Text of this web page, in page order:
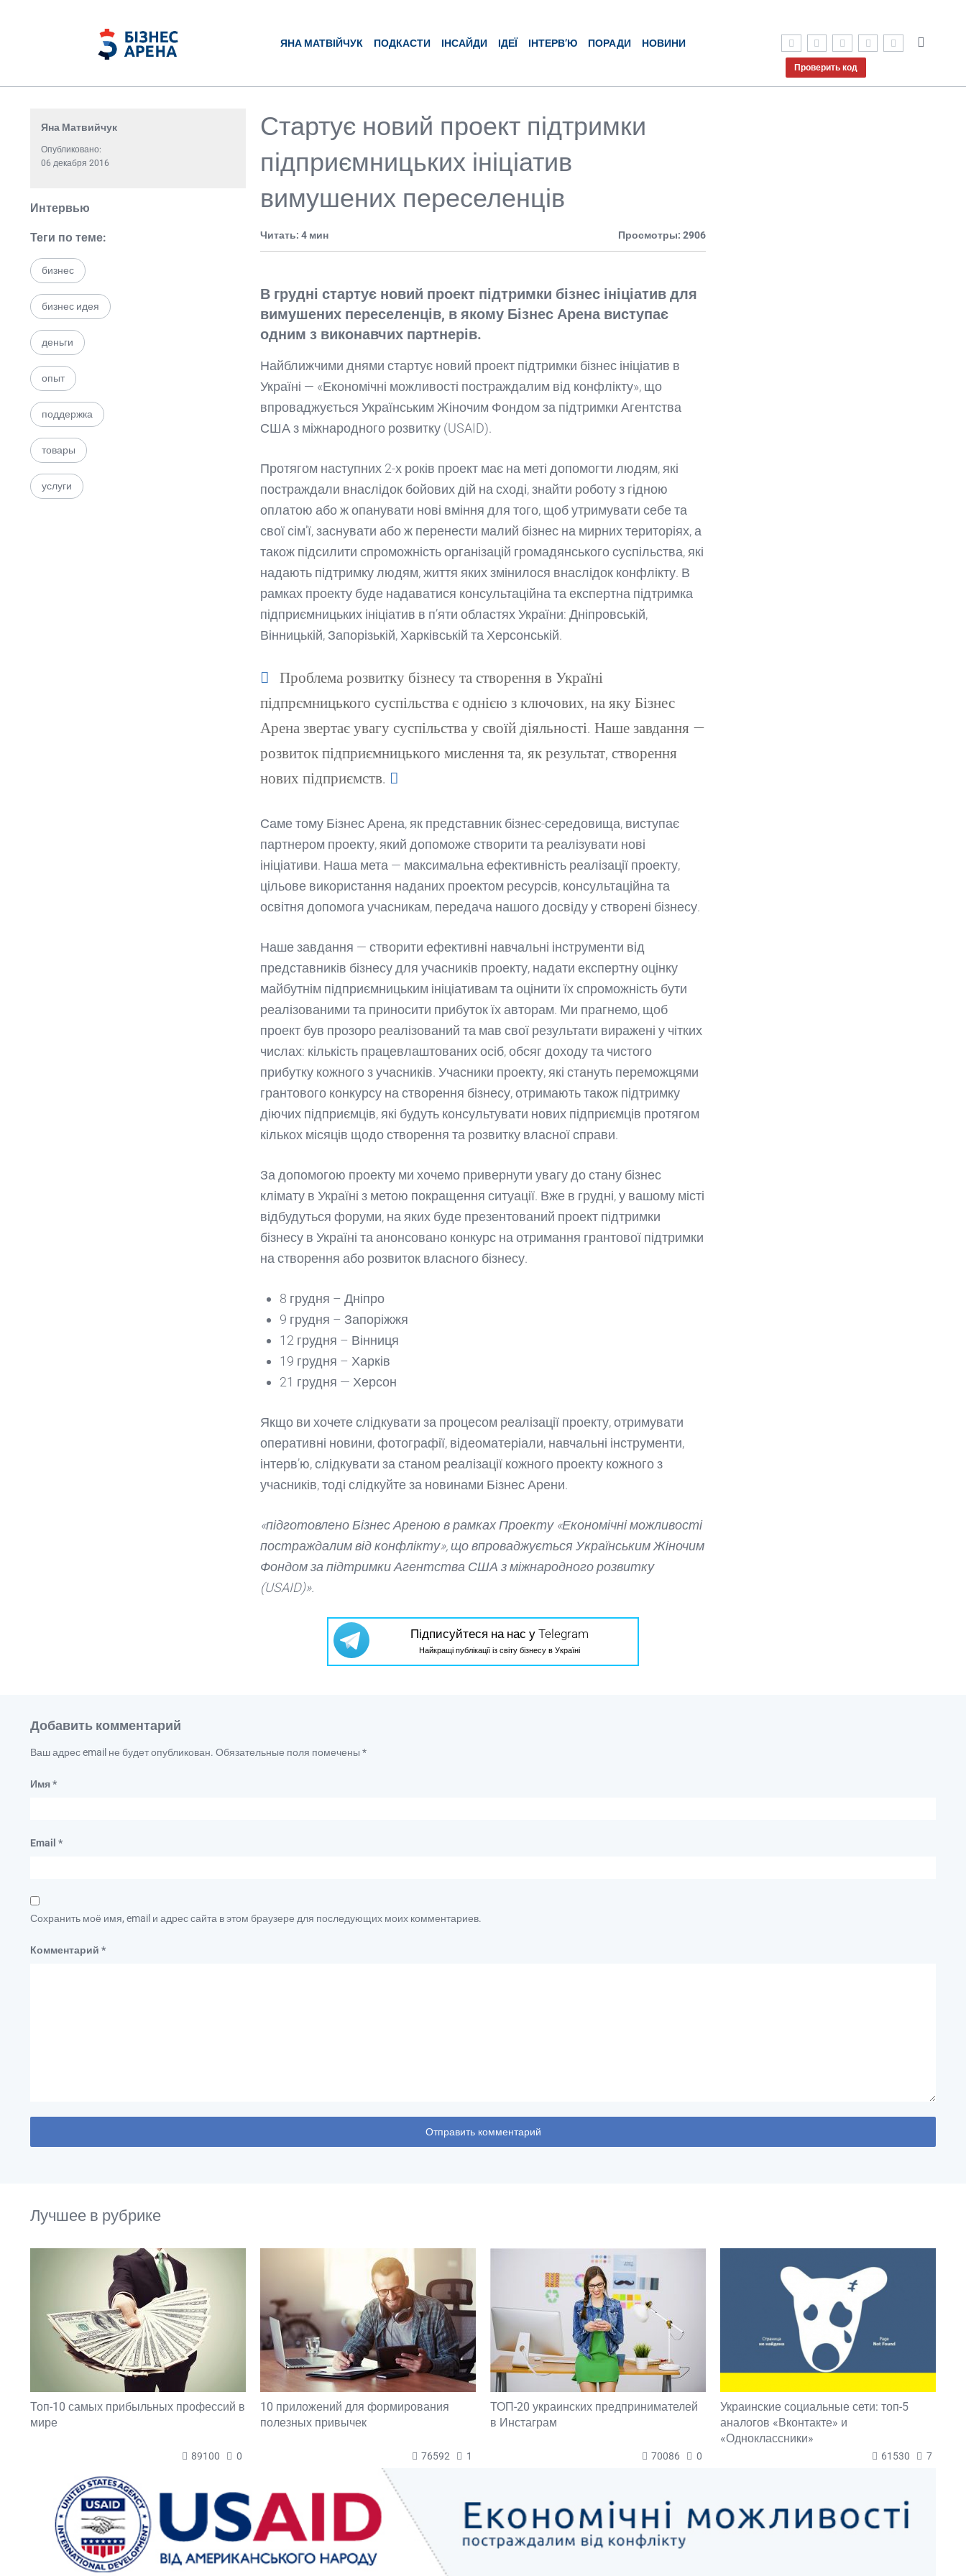
ЯНА МАТВІЙЧУК ПОДКАСТИ ІНСАЙДИ ІДЕЇ ІНТЕРВ’Ю ПОРАДИ НОВИНИ
Проверить код
Яна Матвийчук
Опубликовано:
06 декабря 2016
Интервью
Теги по теме:
бизнес
бизнес идея
деньги
опыт
поддержка
товары
услуги
Стартує новий проект підтримки
підприємницьких ініціатив
вимушених переселенців
Читать: 4 мин Просмотры: 2906
В грудні стартує новий проект підтримки бізнес ініціатив для
вимушених переселенців, в якому Бізнес Арена виступає
одним з виконавчих партнерів.
Найближчими днями стартує новий проект підтримки бізнес ініціатив в
Україні — «Економічні можливості постраждалим від конфлікту», що
впроваджується Українським Жіночим Фондом за підтримки Агентства
США з міжнародного розвитку (USAID).
Протягом наступних 2-х років проект має на меті допомогти людям, які
постраждали внаслідок бойових дій на сході, знайти роботу з гідною
оплатою або ж опанувати нові вміння для того, щоб утримувати себе та
свої сім’ї, заснувати або ж перенести малий бізнес на мирних територіях, а
також підсилити спроможність організацій громадянського суспільства, які
надають підтримку людям, життя яких змінилося внаслідок конфлікту. В
рамках проекту буде надаватися консультаційна та експертна підтримка
підприємницьких ініціатив в п’яти областях України: Дніпровській,
Вінницькій, Запорізькій, Харківській та Херсонській.
Проблема розвитку бізнесу та створення в Україні
підпрємницького суспільства є однією з ключових, на яку Бізнес
Арена звертає увагу суспільства у своїй діяльності. Наше завдання —
розвиток підприємницького мислення та, як результат, створення
нових підприємств.
Саме тому Бізнес Арена, як представник бізнес-середовища, виступає
партнером проекту, який допоможе створити та реалізувати нові
ініціативи. Наша мета — максимальна ефективність реалізації проекту,
цільове використання наданих проектом ресурсів, консультаційна та
освітня допомога учасникам, передача нашого досвіду у створені бізнесу.
Наше завдання — створити ефективні навчальні інструменти від
представників бізнесу для учасників проекту, надати експертну оцінку
майбутнім підприємницьким ініціативам та оцінити їх спроможність бути
реалізованими та приносити прибуток їх авторам. Ми прагнемо, щоб
проект був прозоро реалізований та мав свої результати виражені у чітких
числах: кількість працевлаштованих осіб, обсяг доходу та чистого
прибутку кожного з учасників. Учасники проекту, які стануть переможцями
грантового конкурсу на створення бізнесу, отримають також підтримку
діючих підприємців, які будуть консультувати нових підприємців протягом
кількох місяців щодо створення та розвитку власної справи.
За допомогою проекту ми хочемо привернути увагу до стану бізнес
клімату в Україні з метою покращення ситуації. Вже в грудні, у вашому місті
відбудуться форуми, на яких буде презентований проект підтримки
бізнесу в Україні та анонсовано конкурс на отримання грантової підтримки
на створення або розвиток власного бізнесу.
8 грудня – Дніпро
9 грудня – Запоріжжя
12 грудня – Вінниця
19 грудня – Харків
21 грудня — Херсон
Якщо ви хочете слідкувати за процесом реалізації проекту, отримувати
оперативні новини, фотографії, відеоматеріали, навчальні інструменти,
інтерв’ю, слідкувати за станом реалізації кожного проекту кожного з
учасників, тоді слідкуйте за новинами Бізнес Арени.
«підготовлено Бізнес Ареною в рамках Проекту «Економічні можливості
постраждалим від конфлікту», що впроваджується Українським Жіночим
Фондом за підтримки Агентства США з міжнародного розвитку
(USAID)».
Підписуйтеся на нас у Telegram
Найкращі публікації із світу бізнесу в Україні
Добавить комментарий
Ваш адрес email не будет опубликован. Обязательные поля помечены *
Имя*
Email *
Сохранить моё имя, email и адрес сайта в этом браузере для последующих моих комментариев.
Комментарий *
Лучшее в рубрике
Топ-10 самых прибыльных профессий в
мире
89100 0
10 приложений для формирования
полезных привычек
76592 1
ТОП-20 украинских предпринимателей
в Инстаграм
70086 0
Украинские социальные сети: топ-5
аналогов «Вконтакте» и
«Одноклассники»
61530 7